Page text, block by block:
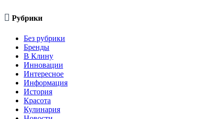
 Рубрики
Без рубрики
Бренды
В Клину
Инновации
Интересное
Информация
История
Красота
Кулинария